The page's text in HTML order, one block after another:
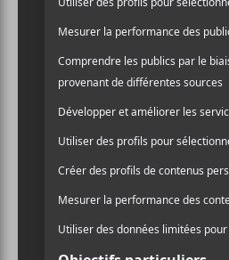
/ FRANCOPHONE
PARTAGER
F
C
B
O
T
I
T
R
P
R
A
E